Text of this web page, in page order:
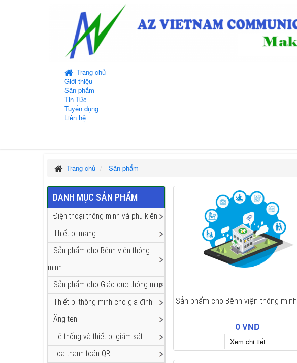
Trang chủ
Giới thiệu
Sản phẩm
Tin Tức
Tuyển dụng
Liên hệ
Trang chủ Sản phẩm
Sản phẩm cho Bệnh viện thông minh
0 VND
Xem chi tiết
DANH MỤC SẢN PHẨM
Điện thoại thông minh và phụ kiện
Thiết bị mạng
Sản phẩm cho Bệnh viện thông
minh
Sản phẩm cho Giáo dục thông minh
Thiết bị thông minh cho gia đình
Ăng ten
Hệ thống và thiết bị giám sát
Loa thanh toán QR